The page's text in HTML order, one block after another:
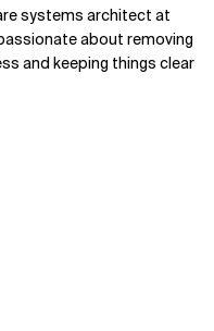
systems architect at
about removing
and keeping things clear